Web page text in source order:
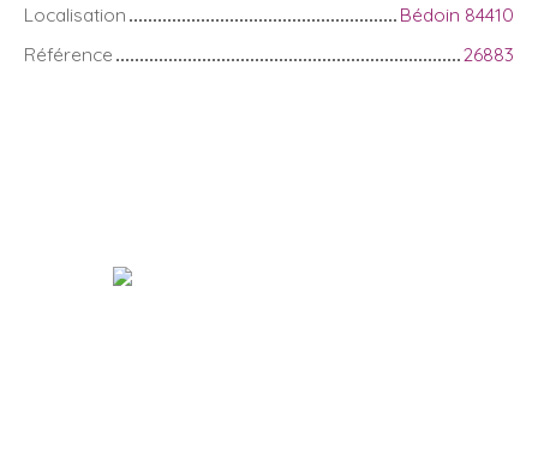
Localisation
Bédoin 84410
Référence
26883